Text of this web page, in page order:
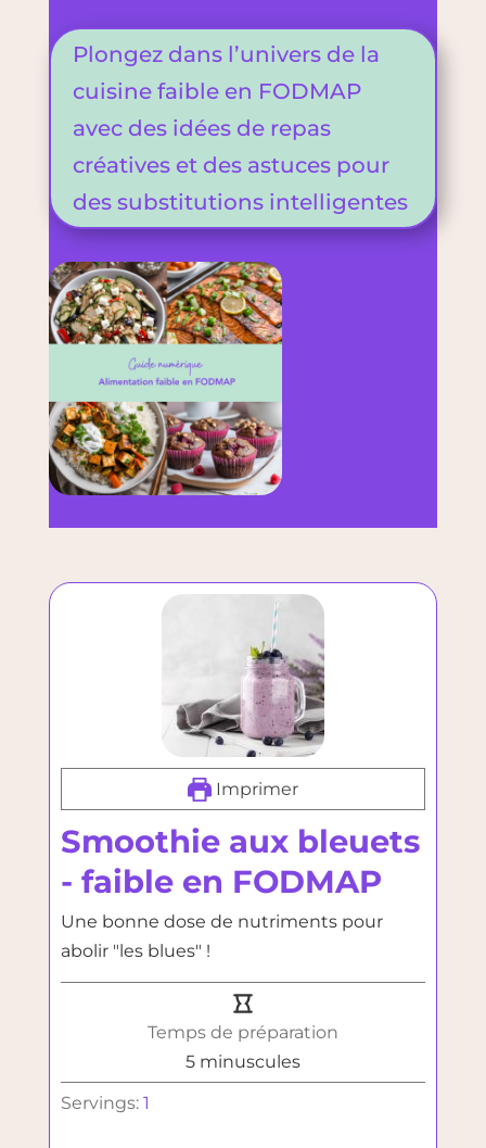
Plongez dans l’univers de la
cuisine faible en FODMAP
avec des idées de repas
créatives et des astuces pour
des substitutions intelligentes
Imprimer
Smoothie aux bleuets
- faible en FODMAP
Une bonne dose de nutriments pour
abolir "les blues" !
Temps de préparation
5minutes
minuscules
Servings: 1